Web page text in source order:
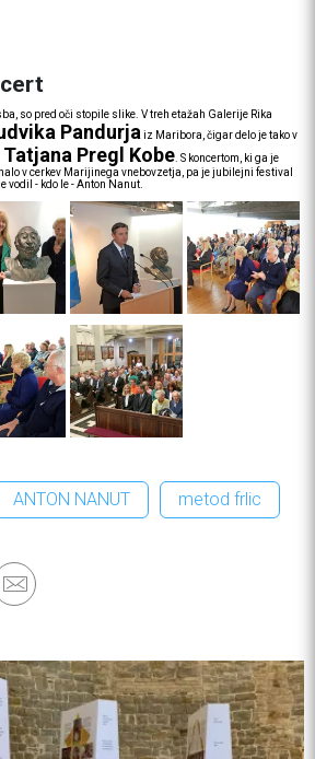
so pred oči stopile slike. V treh etažah Galerije Rika
Pandurja iz Maribora, čigar delo je tako v
Tatjana Pregl Kobe . S koncertom, ki ga je
v cerkev Marijinega vnebovzetja, pa je jubilejni festival
vodil - kdo le - Anton Nanut.
ANTON NANUT metod frlic